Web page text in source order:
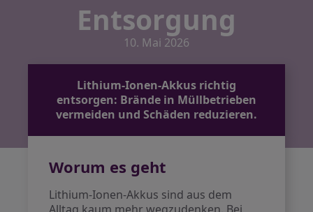
Entsorgung
10. Mai 2026
Lithium-Ionen-Akkus richtig
entsorgen: Brände in Müllbetrieben
vermeiden und Schäden reduzieren.
Worum es geht
Lithium-Ionen-Akkus sind aus dem